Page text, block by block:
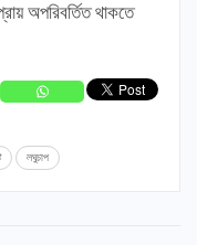
অপরিবর্তিত থাকতে
লঘুচাপ